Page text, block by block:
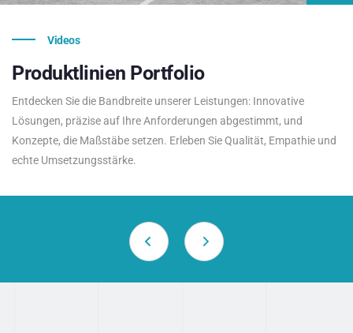
Videos
Produktlinien Portfolio
Entdecken Sie die Bandbreite unserer Leistungen: Innovative
Lösungen, präzise auf Ihre Anforderungen abgestimmt, und
Konzepte, die Maßstäbe setzen. Erleben Sie Qualität, Empathie und
echte Umsetzungsstärke.